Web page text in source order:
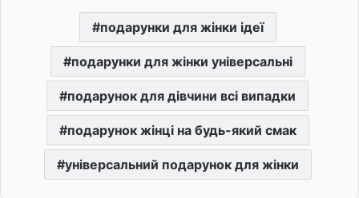
подарунки для жінки ідеї
подарунки для жінки універсальні
подарунок для дівчини всі випадки
подарунок жінці на будь-який смак
універсальний подарунок для жінки